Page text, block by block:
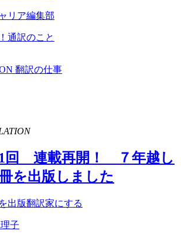
リア編集部
通訳のこと
翻訳の仕事
回 連載再開！ ７年越し
を出版しました
出版翻訳家にする
子